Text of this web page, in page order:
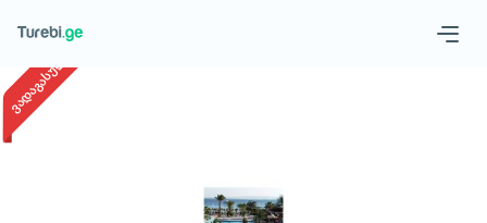
Запросить тур
ვადაგასული